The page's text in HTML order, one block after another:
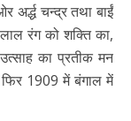
अर्द्ध चन्द्र तथा बाईं
रंग को शक्ति का,
का प्रतीक मन
फिर 1909 में बंगाल में